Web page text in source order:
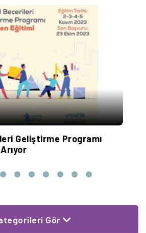
Geliştirme Programı
Gör